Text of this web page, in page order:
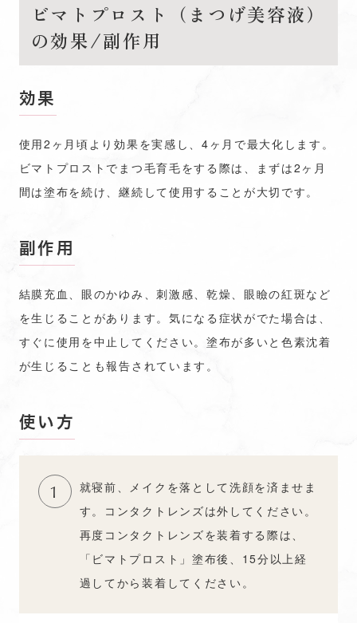
ビマトプロスト（まつげ美容液）
の効果/副作用
効果
使用2ヶ月頃より効果を実感し、4ヶ月で最大化します。
ビマトプロストでまつ毛育毛をする際は、まずは2ヶ月
間は塗布を続け、継続して使用することが大切です。
副作用
結膜充血、眼のかゆみ、刺激感、乾燥、眼瞼の紅斑など
を生じることがあります。気になる症状がでた場合は、
すぐに使用を中止してください。塗布が多いと色素沈着
が生じることも報告されています。
使い方
1
就寝前、メイクを落として洗顔を済ませま
す。コンタクトレンズは外してください。
再度コンタクトレンズを装着する際は、
「ビマトプロスト」塗布後、15分以上経
過してから装着してください。